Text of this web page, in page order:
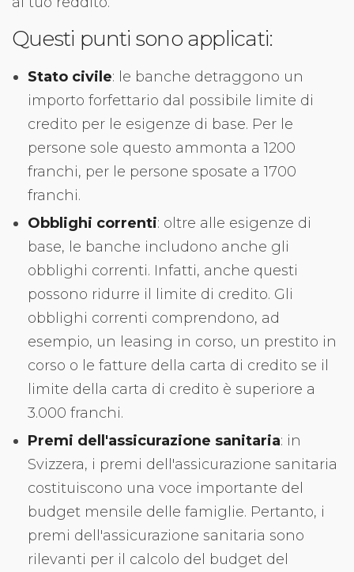
Questi punti sono applicati:
Stato civile: le banche detraggono un
importo forfettario dal possibile limite di
credito per le esigenze di base. Per le
persone sole questo ammonta a 1200
franchi, per le persone sposate a 1700
franchi.
Obblighi correnti: oltre alle esigenze di
base, le banche includono anche gli
obblighi correnti. Infatti, anche questi
possono ridurre il limite di credito. Gli
obblighi correnti comprendono, ad
esempio, un leasing in corso, un prestito in
corso o le fatture della carta di credito se il
limite della carta di credito è superiore a
3.000 franchi.
Premi dell'assicurazione sanitaria: in
Svizzera, i premi dell'assicurazione sanitaria
costituiscono una voce importante del
budget mensile delle famiglie. Pertanto, i
premi dell'assicurazione sanitaria sono
rilevanti per il calcolo del budget del